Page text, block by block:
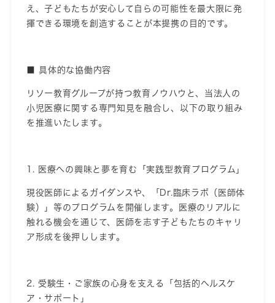
え、子どもたちが安心して自らの可能性を最大限に発
揮できる環境を創造することが本提携の目的です。
■具体的な協働内容
リソー教育グループが持つ教育ノウハウと、当法人の
小児医療に関する専門知見を融合し、以下の取り組み
を推進いたします。
1. 医療への興味と夢を育む「実践型教育プログラム」
現役医師によるガイダンスや、「 Dr. 臨床ラボ（医師体
験）」等のプログラムを開催します。医療のリアルに
触れる機会を通じて、医師を志す子どもたちのキャリ
ア形成を後押しします。
2. 受験生・ご家族の心身を支える「包括的ヘルスケ
ア・サポート」